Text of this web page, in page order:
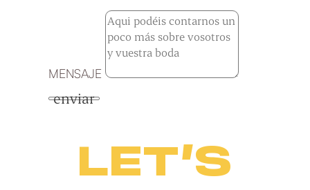
MENSAJE
enviar
LET’S